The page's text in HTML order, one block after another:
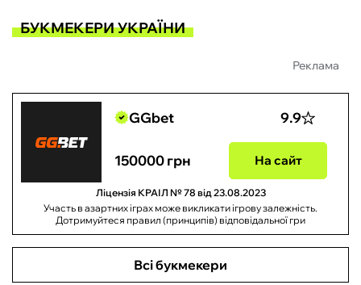
БУКМЕКЕРИ УКРАЇНИ
Реклама
GGbet 9.9
150000 грн На сайт
Ліцензія КРАІЛ № 78 від 23.08.2023
Участь в азартних іграх може викликати ігрову залежність.
Дотримуйтеся правил (принципів) відповідальної гри
Всі букмекери